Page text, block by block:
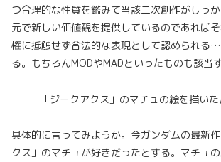
つ合理的な性質を鑑みて当該二次創作がしっ
元で新しい価値観を提供しているのであれば
権に抵触せず合法的な表現として認められる
る。もちろんMODやMADといったものも該当す
「ジークアクス」のマチュの絵を描い
具体的に言ってみようか。今ガンダムの最新
クス」のマチュが好きだったとする。マチュ